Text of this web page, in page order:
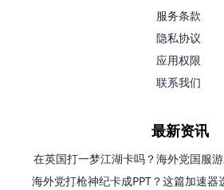
服务条款
隐私协议
应用权限
联系我们
最新资讯
在英国打一梦江湖卡吗？海外党国服